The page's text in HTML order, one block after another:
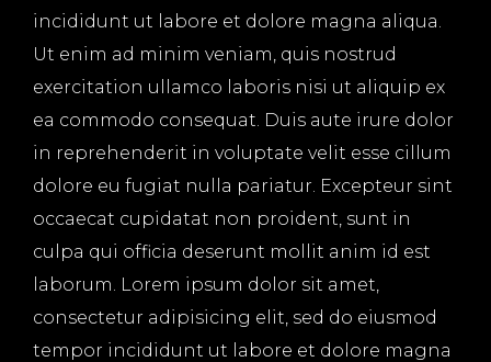
incididunt ut labore et dolore magna aliqua.
Ut enim ad minim veniam, quis nostrud
exercitation ullamco laboris nisi ut aliquip ex
ea commodo consequat. Duis aute irure dolor
in reprehenderit in voluptate velit esse cillum
dolore eu fugiat nulla pariatur. Excepteur sint
occaecat cupidatat non proident, sunt in
culpa qui officia deserunt mollit anim id est
laborum. Lorem ipsum dolor sit amet,
consectetur adipisicing elit, sed do eiusmod
tempor incididunt ut labore et dolore magna